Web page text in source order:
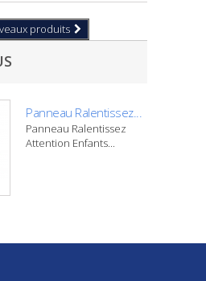
produits
Panneau Ralentissez...
Panneau Ralentissez
Attention Enfants...